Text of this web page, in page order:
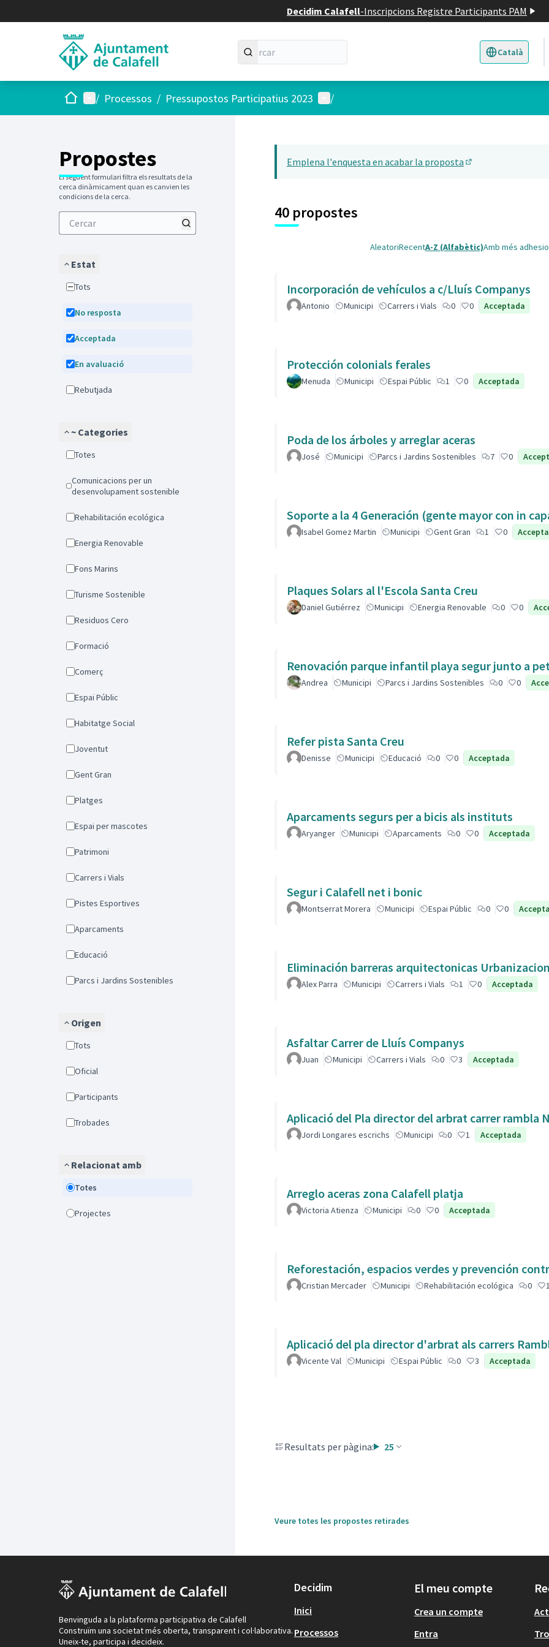
Decidim Calafell-Inscripcions Registre Participants PAM
Català
Triar la llengua
Inici Menú principal
/ Processos / Pressupostos Participatius 2023 Menú d'usuari
/
Propostes
El següent formulari filtra els resultats de la
cerca dinàmicament quan es canvien les
condicions de la cerca.
Estat
Tots
No resposta
Acceptada
En avaluació
Rebutjada
~ Categories
Totes
Comunicacions per un
desenvolupament sostenible
Rehabilitación ecológica
Energia Renovable
Fons Marins
Turisme Sostenible
Residuos Cero
Formació
Comerç
Espai Públic
Habitatge Social
Joventut
Gent Gran
Platges
Espai per mascotes
Patrimoni
Carrers i Vials
Pistes Esportives
Aparcaments
Educació
Parcs i Jardins Sostenibles
Origen
Tots
Oficial
Participants
Trobades
Relacionat amb
Totes
Projectes
5
Emplena l'enquesta en acabar la proposta
40 propostes
AleatoriRecentA-Z (Alfabètic)Amb més
Incorporación de vehículos a c/Lluís Companys
Antonio Municipi Carrers i Vials 0 0 Acceptada
Protección colonials ferales
Menuda Municipi Espai Públic 1 0 Acceptada
Poda de los árboles y arreglar aceras
José Municipi Parcs i Jardins Sostenibles 7 0
Soporte a la 4 Generación (gente mayor con in
Isabel Gomez Martin Municipi Gent Gran 1 0
Plaques Solars al l'Escola Santa Creu
Daniel Gutiérrez Municipi Energia Renovable 0 0
Renovación parque infantil playa segur junto a
Andrea Municipi Parcs i Jardins Sostenibles 0 0
Refer pista Santa Creu
Denisse Municipi Educació 0 0 Acceptada
Aparcaments segurs per a bicis als instituts
Aryanger Municipi Aparcaments 0 0 Acceptada
Segur i Calafell net i bonic
Montserrat Morera Municipi Espai Públic 0 0
Eliminación barreras arquitectonicas
Alex Parra Municipi Carrers i Vials 1 0 Acceptada
Asfaltar Carrer de Lluís Companys
Juan Municipi Carrers i Vials 0 3 Acceptada
Aplicació del Pla director del arbrat carrer rambla
Jordi Longares escrichs Municipi 0 1 Acceptada
Arreglo aceras zona Calafell platja
Victoria Atienza Municipi 0 0 Acceptada
Reforestación, espacios verdes y prevención
Cristian Mercader Municipi Rehabilitación ecológica 0 1
Aplicació del pla director d'arbrat als carrers
Vicente Val Municipi Espai Públic 0 3 Acceptada
Resultats per pàgina: 25
Veure totes les propostes retirades
Benvinguda a la plataforma participativa de Calafell
Construïm una societat més oberta, transparent i col·laborativa.
Uneix-te, participa i decideix.
Decidim
Inici
Processos
El meu compte
Crea un compte
Entra